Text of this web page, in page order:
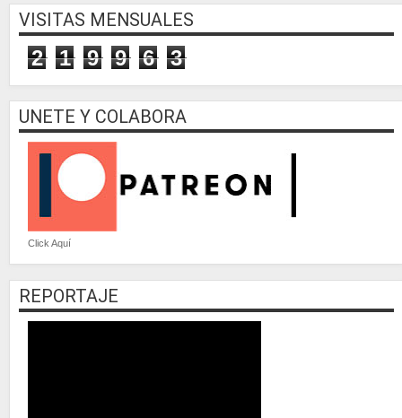
VISITAS MENSUALES
2 1 9 9 6 3
UNETE Y COLABORA
Click Aquí
REPORTAJE